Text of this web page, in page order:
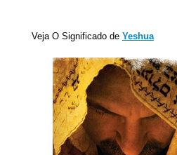
Veja O Significado de Yeshua